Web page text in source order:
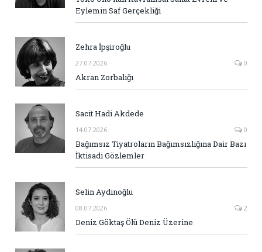
Eylemin Saf Gerçekliği
Zehra İpşiroğlu
27.07.2026 0
Akran Zorbalığı
Sacit Hadi Akdede
14.07.2026 0
Bağımsız Tiyatroların Bağımsızlığına Dair Bazı
İktisadi Gözlemler
Selin Aydınoğlu
08.07.2026 2
Deniz Göktaş Ölü Deniz Üzerine